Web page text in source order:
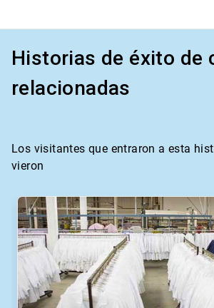
Historias de éxito de
relacionadas
Los visitantes que entraron a esta
vieron